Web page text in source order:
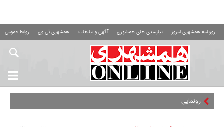
روزنامه همشهری امروز نیازمندی های همشهری آگهی و تبلیغات همشهری تی وی روابط عمومی
رونمایی از ابرخودرو